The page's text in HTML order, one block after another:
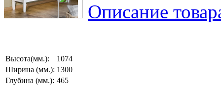
Описание
Высота(мм.):
1074
Ширина (мм.): 1300
Глубина (мм.): 465